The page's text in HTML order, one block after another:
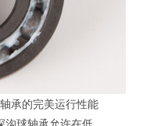
承的完美运行性能